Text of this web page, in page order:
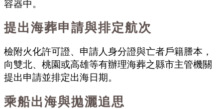
容器中。
提出海葬申請與排定航次
檢附火化許可證、申請人身分證與亡者戶籍謄本，
向雙北、桃園或高雄等有辦理海葬之縣市主管機關
提出申請並排定出海日期。
乘船出海與拋灑追思